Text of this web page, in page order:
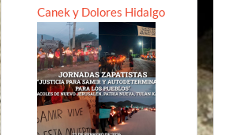
Canek y Dolores Hidalgo